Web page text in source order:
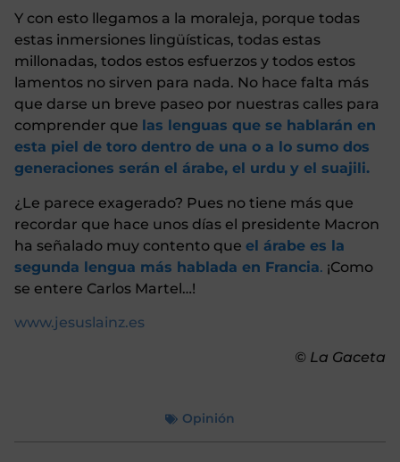
Y con esto llegamos a la moraleja, porque todas
estas inmersiones lingüísticas, todas estas
millonadas, todos estos esfuerzos y todos estos
lamentos no sirven para nada. No hace falta más
que darse un breve paseo por nuestras calles para
comprender que las lenguas que se hablarán en
esta piel de toro dentro de una o a lo sumo dos
generaciones serán el árabe, el urdu y el suajili.
¿Le parece exagerado? Pues no tiene más que
recordar que hace unos días el presidente Macron
ha señalado muy contento que el árabe es la
segunda lengua más hablada en Francia. ¡Como
se entere Carlos Martel…!
www.jesuslainz.es
© La Gaceta
Opinión